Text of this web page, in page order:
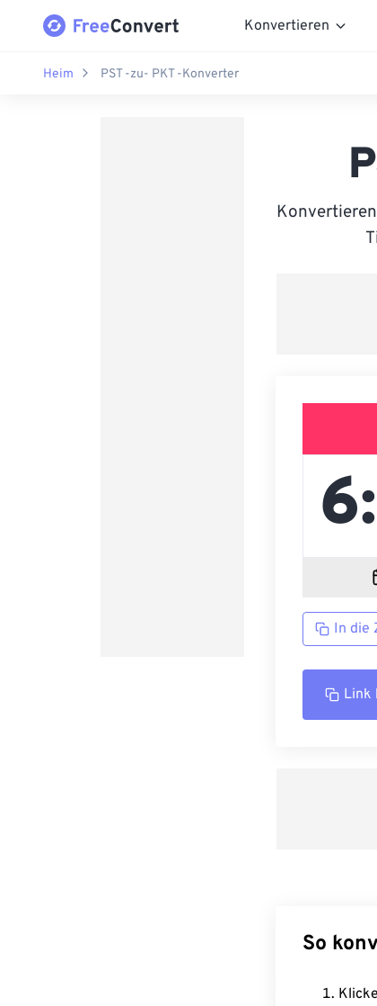
Konvertieren
Heim PST -zu- PKT -Konverter
In die
Link
So